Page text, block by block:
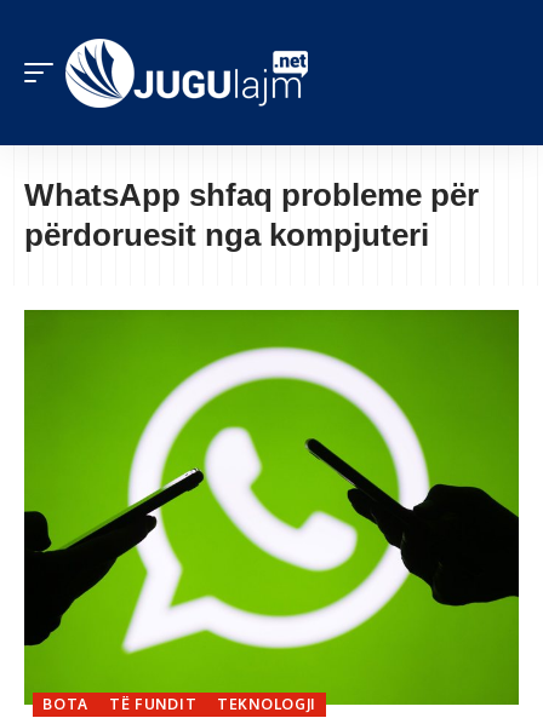
WhatsApp shfaq probleme për
përdoruesit nga kompjuteri
BOTA TË FUNDIT TEKNOLOGJI